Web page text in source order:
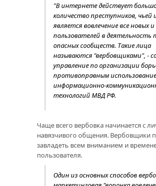
"В интернете действует
количество преступников, чьей
является вовлечение все новых
пользователей в деятельность
опасных сообществ. Такие лица
называются "вербовщиками", -
управление по организации
противоправным
информационно-
технологий МВД РФ.
Чаще всего вербовка начинается с
навязчивого общения. Вербовщики
завладеть всем вниманием и
пользователя.
Один из основных способов